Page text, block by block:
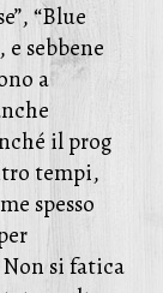
“Blue
e sebbene
a
il prog
tempi,
spesso
si fatica